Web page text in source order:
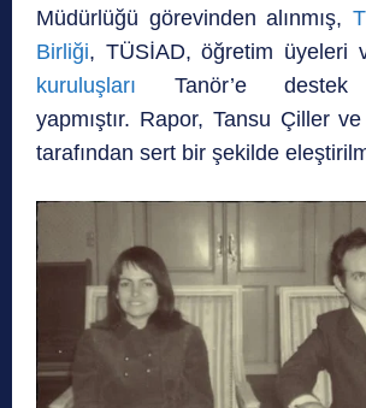
Müdürlüğü görevinden alınmış,
Birliği, TÜSİAD, öğretim üyeleri
kuruluşları Tanör’e destek
yapmıştır. Rapor, Tansu Çiller
tarafından sert bir şekilde